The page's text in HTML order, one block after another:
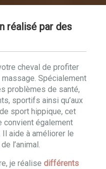
réalisé par des
cheval de profiter
Spécialement
problèmes de santé,
sportifs ainsi qu’aux
sport hippique, cet
convient également
Il aide à améliorer le
l’animal.
je réalise différents